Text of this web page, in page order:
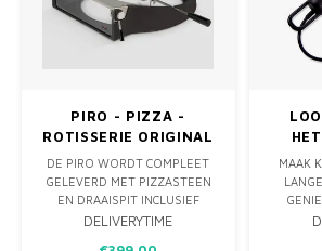
PIRO - PIZZA -
ROTISSERIE ORIGINAL
LARGE
DE PIRO WORDT COMPLEET
GELEVERD MET PIZZASTEEN
EN DRAAISPIT INCLUSIEF
SPITMOTOR, TWEE
DELIVERYTIME
MAAK